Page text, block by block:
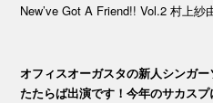
New’ve Got A Friend!! Vol.2 村上
オフィスオーガスタの新人シンガ
たたらば出演です！今年のサカス